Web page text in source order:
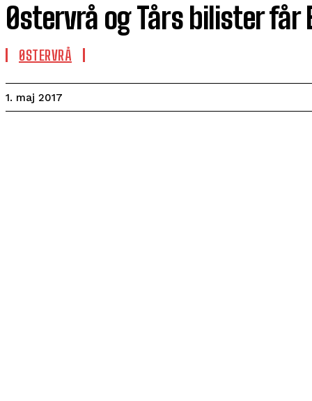
Østervrå og Tårs bilister får
ØSTERVRÅ
1. maj 2017